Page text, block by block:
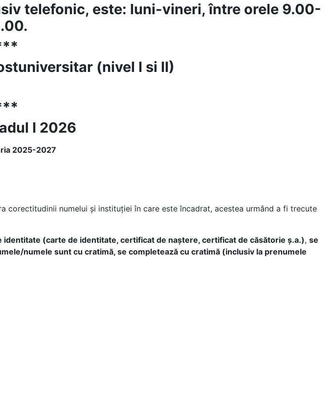
telefonic, este: luni-vineri, între orele 9.00-
(nivel I si II)
I 2026
2025-2027
corectitudinii numelui și instituției în care este încadrat, acestea urmând a fi trecute
(carte de identitate, certificat de naștere, certificat de căsătorie ș.a.), se
numele sunt cu cratimă, se completează cu cratimă (inclusiv la prenumele